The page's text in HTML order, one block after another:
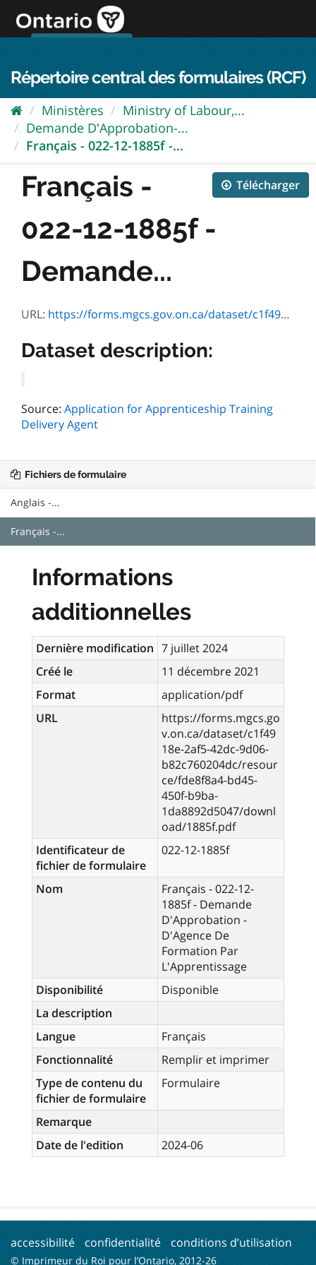
directement
au
Répertoire central des formulaires (RCF)
Ministères
Ministry of Labour,...
Demande D'Approbation-...
Français - 022-12-1885f -...
Télécharger
Français -
022-12-1885f -
Demande...
URL: https://forms.mgcs.gov.on.ca/dataset/c1f4918e-2af5-42dc-9d06-b82c760204dc/resource/fde8f8a4-bd45-450f-b9ba-1da8892d5047/download/1885f.pdf
Dataset description:
Source: Application for Apprenticeship Training
Delivery Agent
Fichiers de formulaire
Anglais -...
Français -...
Informations
additionnelles
Dernière modification 7 juillet 2024
Créé le
11 décembre 2021
Format
application/pdf
URL
https://forms.mgcs.go
v.on.ca/dataset/c1f49
18e-2af5-42dc-9d06-
b82c760204dc/resour
ce/fde8f8a4-bd45-
450f-b9ba-
1da8892d5047/downl
oad/1885f.pdf
Identificateur de
fichier de formulaire
022-12-1885f
Nom
Français - 022-12-
1885f - Demande
D'Approbation -
D'Agence De
Formation Par
L'Apprentissage
Disponibilité
Disponible
La description
Langue
Français
Fonctionnalité
Remplir et imprimer
Type de contenu du
fichier de formulaire
Formulaire
Remarque
Date de l'edition
2024-06
accessibilité confidentialité conditions d’utilisation
© Imprimeur du Roi pour l’Ontario, 2012-26